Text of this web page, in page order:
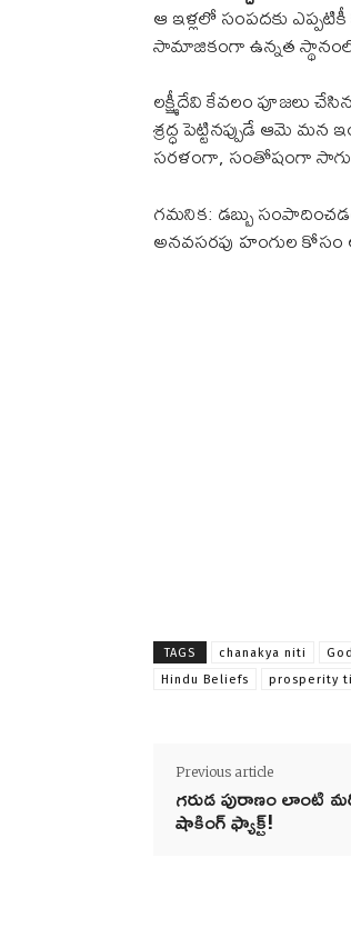
ఆ ఇళ్లలో సంపదకు ఎప్పటికీ
సామాజికంగా ఉన్నత
లక్ష్మీదేవి కేవలం పూజలు
శ్రద్ధ పెట్టినప్పుడే ఆమె
సరళంగా, సంతోషంగా
గమనిక: డబ్బు
అనవసరపు హంగుల కోసం
TAGS chanakya niti
Hindu Beliefs
prosperity
Previous article
గరుడ పురాణం లాంటి
షాకింగ్ ఫ్యాక్ట్!